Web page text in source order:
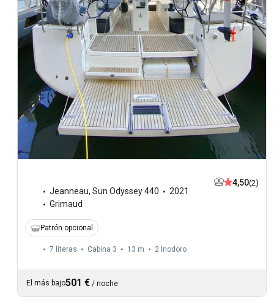
Jeanneau, Sun Odyssey 440
2021
Grimaud
4,50(2)
Patrón opcional
7 literas Cabina 3 13 m 2 Inodoro
El más bajo501 € / noche